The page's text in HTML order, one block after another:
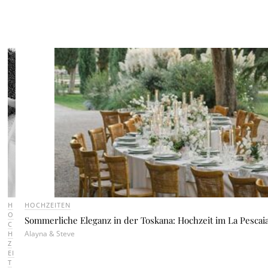
H
O
C
H
Z
EI
T
HOCHZEITEN
Sommerliche Eleganz in der Toskana: Hochzeit im La
Alayna & Steve